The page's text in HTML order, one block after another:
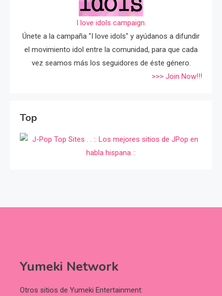
I love idols campaign.
Únete a la campaña "I love idols" y ayúdanos a difundir
el movimiento idol entre la comunidad, para que cada
vez seamos más los seguidores de éste género.
>>> Join Now!!!
Top
Yumeki Network
Otros sitios de Yumeki Entertainment: